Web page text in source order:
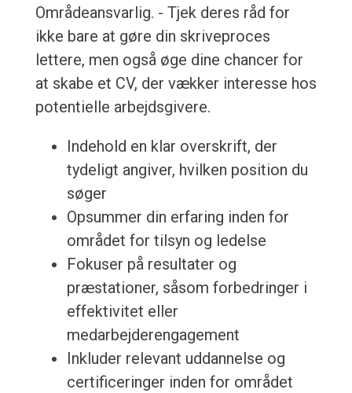
Områdeansvarlig. - Tjek deres råd for
ikke bare at gøre din skriveproces
lettere, men også øge dine chancer for
at skabe et CV, der vækker interesse hos
potentielle arbejdsgivere.
Indehold en klar overskrift, der
tydeligt angiver, hvilken position du
søger
Opsummer din erfaring inden for
området for tilsyn og ledelse
Fokuser på resultater og
præstationer, såsom forbedringer i
effektivitet eller
medarbejderengagement
Inkluder relevant uddannelse og
certificeringer inden for området